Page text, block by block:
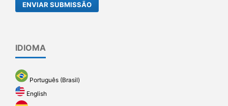
ENVIAR SUBMISSÃO
IDIOMA
Português (Brasil)
English